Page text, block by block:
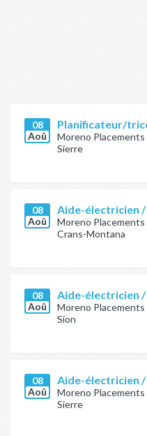
08
Aoû
Planificateur/
Moreno Placements
Sierre
08
Aoû
Aide-électricien
Moreno Placements
Crans-Montana
08
Aoû
Aide-électricien
Moreno Placements
Sion
08
Aoû
Aide-électricien
Moreno Placements
Sierre